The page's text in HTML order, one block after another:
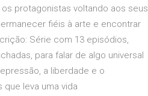
protagonistas voltando aos seus
fiéis à arte e encontrar
Série com 13 episódios,
para falar de algo universal
a liberdade e o
leva uma vida